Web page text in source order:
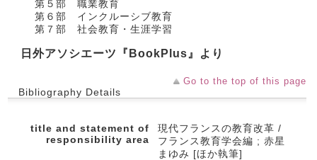
第５部 職業教育
第６部 インクルーシブ教育
第７部 社会教育・生涯学習
日外アソシエーツ『BookPlus』より
Go to the top of this page
Bibliography Details
title and statement of
responsibility area
現代フランスの教育改革 /
フランス教育学会編 ; 赤星
まゆみ [ほか執筆]